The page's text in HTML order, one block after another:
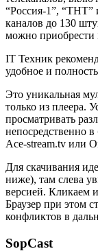
“Россия-1”, “ТНТ”
каналов до 130
можно приобрести
IT Техник
удобное и
Это уникальная
только из плеера.
просматривать
непосредственно
Ace-stream.tv или
Для скачивания
ниже), там слева
версией. Кликаем
Браузер при этом
конфликтов в
SopCast